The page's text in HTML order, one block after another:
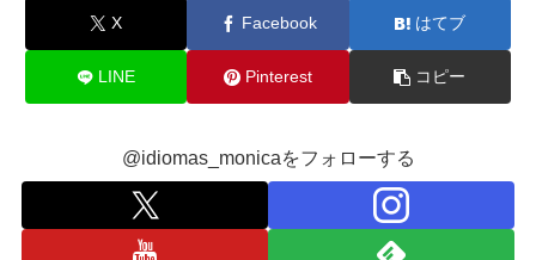
X Facebook はてブ
LINE Pinterest コピー
@idiomas_monicaをフォローする